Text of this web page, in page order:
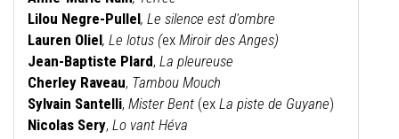
Lilou Negre-Pullel, Le silence est d'ombre
Lauren Oliel, Le lotus (ex Miroir des Anges)
Jean-Baptiste Plard, La pleureuse
Cherley Raveau, Tambou Mouch
Sylvain Santelli, Mister Bent (ex La piste de Guyane)
Nicolas Sery, Lo vant Héva